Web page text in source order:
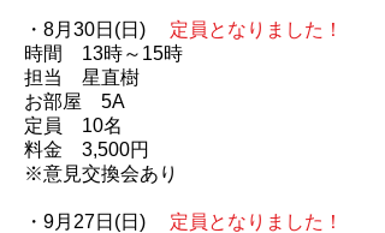
・8月30日(日) 定員となりました！
時間 13時～15時
担当 星直樹
お部屋 5A
定員 10名
料金 3,500円
※意見交換会あり
・9月27日(日) 定員となりました！